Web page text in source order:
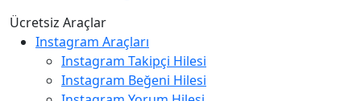
Ücretsiz Araçlar
Instagram Araçları
Instagram Takipçi Hilesi
Instagram Beğeni Hilesi